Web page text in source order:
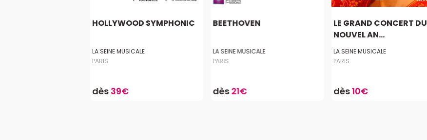
HOLLYWOOD SYMPHONIC
LA SEINE MUSICALE
PARIS
dès 39€
BEETHOVEN
LA SEINE MUSICALE
PARIS
dès21€
LE GRAND CONCERT DU
NOUVEL AN...
LA SEINE MUSICALE
PARIS
dès10€